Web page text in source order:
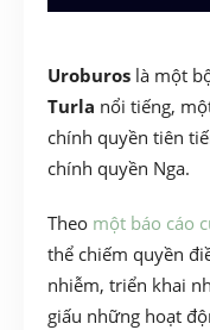
Uroburos là một
Turla nổi tiếng,
chính quyền tiên
chính quyền Nga.
Theo một báo cáo
thể chiếm quyền
nhiễm, triển khai
giấu những hoạt